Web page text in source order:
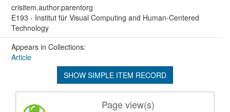
crisitem.author.parentorg
E193 - Institut für Visual Computing and Human-Centered
Technology
Appears in Collections:
Article
SHOW SIMPLE ITEM RECORD
Page view(s)